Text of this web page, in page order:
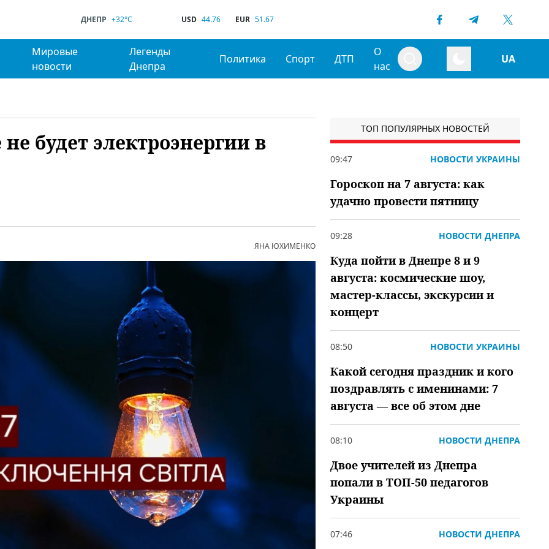
ДНЕПР +32°C USD 44.76 EUR 51.67
Мировые
новости
Легенды
Днепра
Политика Спорт ДТП
О
нас
UA
будет электроэнергии в
ЯНА ЮХИМЕНКО
ТОП ПОПУЛЯРНЫХ НОВОСТЕЙ
09:47 НОВОСТИ УКРАИНЫ
Гороскоп на 7 августа: как
удачно провести пятницу
09:28 НОВОСТИ ДНЕПРА
Куда пойти в Днепре 8 и 9
августа: космические шоу,
мастер-классы, экскурсии и
концерт
08:50 НОВОСТИ УКРАИНЫ
Какой сегодня праздник и кого
поздравлять с именинами: 7
августа — все об этом дне
08:10 НОВОСТИ ДНЕПРА
Двое учителей из Днепра
попали в ТОП-50 педагогов
Украины
07:46 НОВОСТИ ДНЕПРА